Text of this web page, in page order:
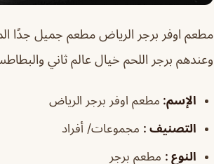
مطعم اوفر برجر الرياض مطعم جميل جدًا
وعندهم برجر اللحم خيال عالم ثاني
الإسم: مطعم اوفر برجر الرياض
التصنيف : مجموعات/ أفراد
النوع : مطعم برجر